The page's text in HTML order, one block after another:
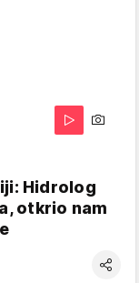
Hidrolog
otkrio nam